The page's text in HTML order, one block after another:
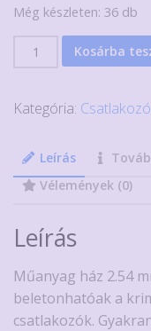
Még készleten: 36 db
soros
ház
krimpelhető
2.54mm,
2x2-
6
pólusú
mennyiség
Kosárba
Kategória:
Leírás
Vélemények (0)
Leírás
Műanyag ház 2.54
beletonhatóak a
csatlakozók.